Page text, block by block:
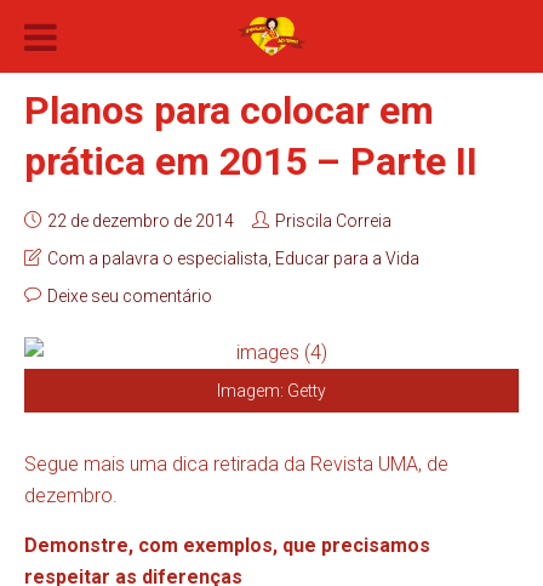
Planos para colocar em
prática em 2015 – Parte II
22 de dezembro de 2014
Priscila Correia
Com a palavra o especialista Educar para a Vida
Deixe seu comentário
Imagem: Getty
Segue mais uma dica retirada da Revista UMA, de
dezembro.
Demonstre, com exemplos, que precisamos
respeitar as diferenças